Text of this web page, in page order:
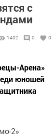
с
1402 0 0
Арена»
юношей
2»